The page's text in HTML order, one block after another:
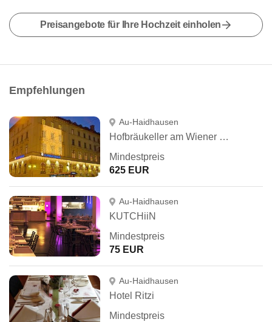
Preisangebote für Ihre Hochzeit einholen
Empfehlungen
Au-Haidhausen
Hofbräukeller am Wiener Platz
Mindestpreis
625 EUR
Au-Haidhausen
KUTCHiiN
Mindestpreis
75 EUR
Au-Haidhausen
Hotel Ritzi
Mindestpreis